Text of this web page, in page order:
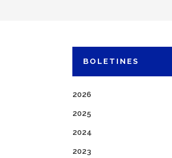
BOLETINES
2026
2025
2024
2023